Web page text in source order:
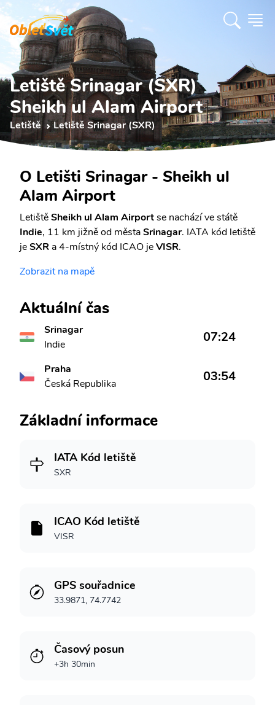
Letiště Srinagar (SXR)
Sheikh ul Alam Airport
Letiště Letiště Srinagar (SXR)
O Letišti Srinagar - Sheikh ul
Alam Airport
LetištěSheikh ul Alam Airportse nachází ve státě
Indie, 11 km jižně od městaSrinagar. IATA kód letiště
jeSXR a 4-místný kód ICAO jeVISR.
Zobrazit na mapě
Aktuální čas
Srinagar
Indie
07:24
Praha
Česká Republika
03:54
Základní informace
IATA Kód letiště
SXR
ICAO Kód letiště
VISR
GPS souřadnice
33.9871, 74.7742
Časový posun
+3h 30min